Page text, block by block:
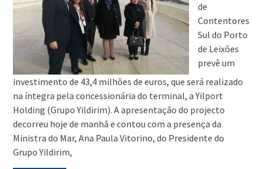
de
Contentores
Sul do Porto
de Leixões
prevê um
investimento de 43,4 milhões de euros, que será realizado
na íntegra pela concessionária do terminal, a Yilport
Holding (Grupo Yildirim). A apresentação do projecto
decorreu hoje de manhã e contou com a presença da
Ministra do Mar, Ana Paula Vitorino, do Presidente do
Grupo Yildirim,